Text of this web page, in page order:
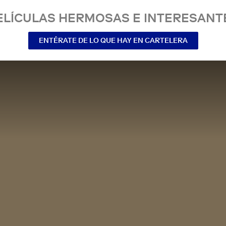
HERMOSAS E
ENTÉRATE DE LO QUE HAY EN CARTELERA